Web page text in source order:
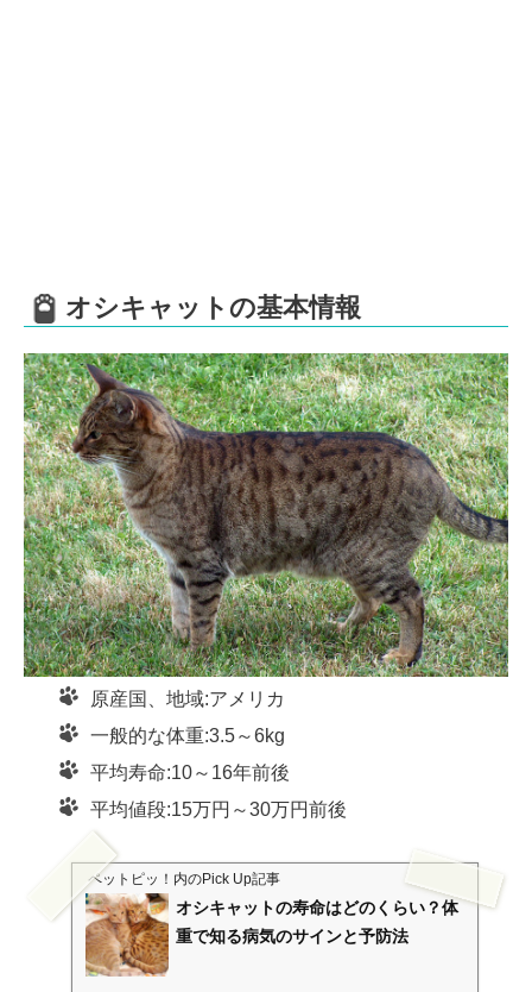
オシキャットの基本情報
原産国、地域:アメリカ
一般的な体重:3.5～6kg
平均寿命:10～16年前後
平均値段:15万円～30万円前後
ペットピッ！ 内のPick Up記事
オシキャットの寿命はどのくらい？体
重で知る病気のサインと予防法